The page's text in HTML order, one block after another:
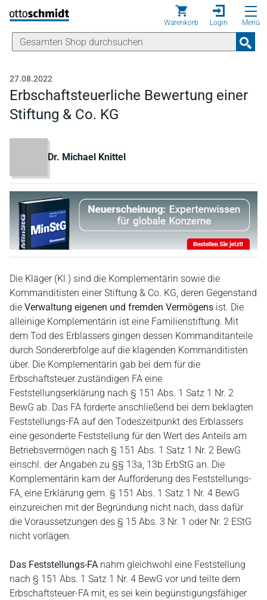
Direkt zum Inhalt
Warenkorb Login Menü
27.08.2022
Erbschaftsteuerliche Bewertung einer
Stiftung & Co. KG
Dr. Michael Knittel
Die Kläger (Kl.) sind die Komplementärin sowie die
Kommanditisten einer Stiftung & Co. KG, deren Gegenstand
die Verwaltung eigenen und fremden Vermögens ist. Die
alleinige Komplementärin ist eine Familienstiftung. Mit
dem Tod des Erblassers gingen dessen Kommanditanteile
durch Sondererbfolge auf die klagenden Kommanditisten
über. Die Komplementärin gab bei dem für die
Erbschaftsteuer zuständigen FA eine
Feststellungserklärung nach § 151 Abs. 1 Satz 1 Nr. 2
BewG ab. Das FA forderte anschließend bei dem beklagten
Feststellungs-FA auf den Todeszeitpunkt des Erblassers
eine gesonderte Feststellung für den Wert des Anteils am
Betriebsvermögen nach § 151 Abs. 1 Satz 1 Nr. 2 BewG
einschl. der Angaben zu §§ 13a, 13b ErbStG an. Die
Komplementärin kam der Aufforderung des Feststellungs-
FA, eine Erklärung gem. § 151 Abs. 1 Satz 1 Nr. 4 BewG
einzureichen mit der Begründung nicht nach, dass dafür
die Voraussetzungen des § 15 Abs. 3 Nr. 1 oder Nr. 2 EStG
nicht vorlägen.
Das Feststellungs-FA nahm gleichwohl eine Feststellung
nach § 151 Abs. 1 Satz 1 Nr. 4 BewG vor und teilte dem
Erbschaftsteuer-FA mit, es sei kein begünstigungsfähiger